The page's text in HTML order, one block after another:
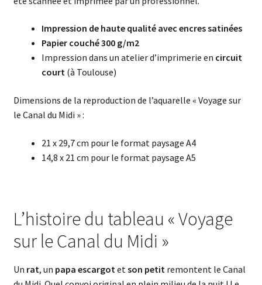
Impression de haute qualité avec encres satinées
Papier couché 300 g/m2
Impression dans un atelier d’imprimerie en circuit
court(à Toulouse)
Dimensions de la reproduction de l’aquarelle « Voyage sur
le Canal du Midi » :
21 x 29,7 cm pour le format paysage A4
14,8 x 21 cm pour le format paysage A5
L’histoire du tableau « Voyage
sur le Canal du Midi »
Un rat, un papa escargotetson petitremontent le Canal